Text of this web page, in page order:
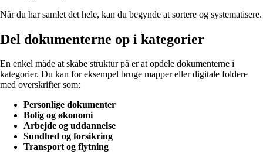
Når du har samlet det hele, kan du begynde at sortere og systematisere.
Del dokumenterne op i kategorier
En enkel måde at skabe struktur på er at opdele dokumenterne i
kategorier. Du kan for eksempel bruge mapper eller digitale foldere
med overskrifter som:
Personlige dokumenter
Bolig og økonomi
Arbejde og uddannelse
Sundhed og forsikring
Transport og flytning